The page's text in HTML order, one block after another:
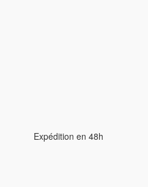
Expédition en 48h